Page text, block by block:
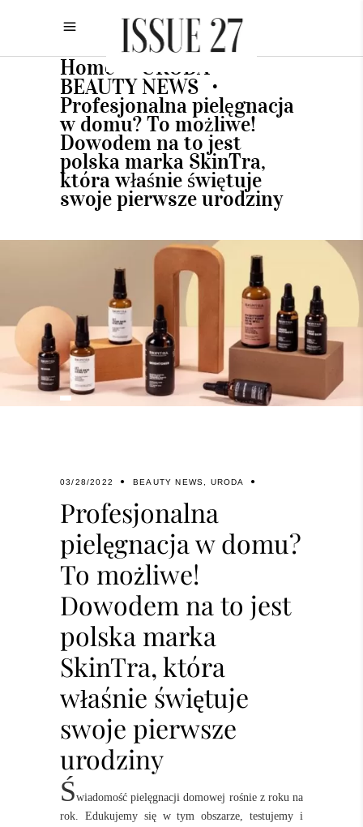
Home URODA
BEAUTY NEWS •
Profesjonalna pielęgnacja
w domu? To możliwe!
Dowodem na to jest
polska marka SkinTra,
która właśnie świętuje
swoje pierwsze urodziny
03/28/2022 BEAUTY NEWS, URODA
Profesjonalna
pielęgnacja w domu?
To możliwe!
Dowodem na to jest
polska marka
SkinTra, która
właśnie świętuje
swoje pierwsze
urodziny
Świadomość pielęgnacji domowej rośnie z roku na
rok. Edukujemy się w tym obszarze, testujemy i